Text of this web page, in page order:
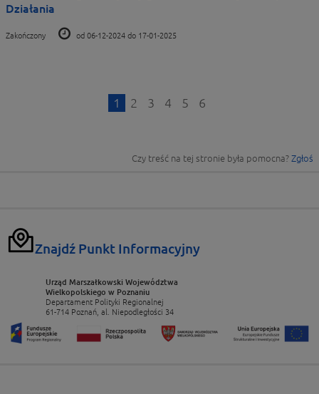
Działania
Zakończony od 06-12-2024 do 17-01-2025
1 2 3 4 5 6
Czy treść na tej stronie była pomocna? Zgłoś
Znajdź Punkt Informacyjny
Urząd Marszałkowski Województwa
Wielkopolskiego w Poznaniu
Departament Polityki Regionalnej
61-714 Poznań, al. Niepodległości 34